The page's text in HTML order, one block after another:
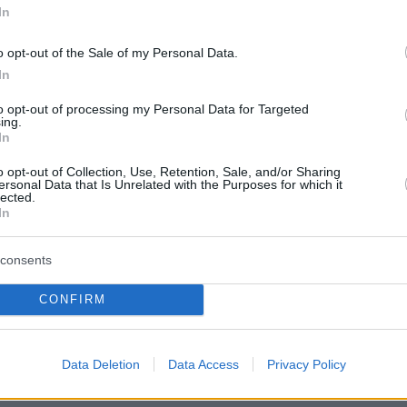
opt-out of the Sale of my Personal Data.
opt-out of processing my Personal Data for Targeted
opt-out of Collection, Use, Retention, Sale, and/or Sharing
Data that Is Unrelated with the Purposes for which it
CONFIRM
Data Deletion Data Access Privacy Policy
protothema.gr στο Google News
Ειδήσειςαπό την Ελλάδα και τον Κόσμο, τη
(6) ΠΡΟΣΘΗΚΗ ΣΧΟΛΙΟΥ
αρον αρον
δευτερολέπτων για τις εντυπώσεις έγινε